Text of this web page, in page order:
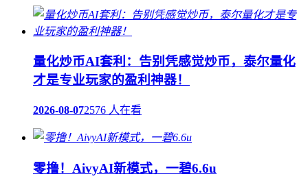
量化炒币AI套利：告别凭感觉炒币，泰尔量化
才是专业玩家的盈利神器！
2026-08-072576 人在看
零撸！AivyAI新模式，一碧6.6u